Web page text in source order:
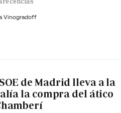
Vinogradoff
de Madrid lleva a la
la compra del ático